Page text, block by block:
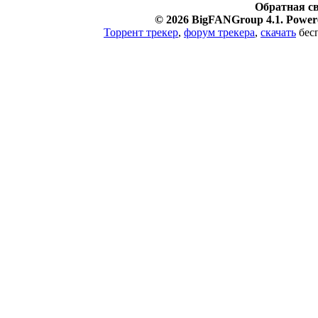
Обратная
© 2026 BigFANGroup 4.1.
Торрент трекер, форум трекера, скачать